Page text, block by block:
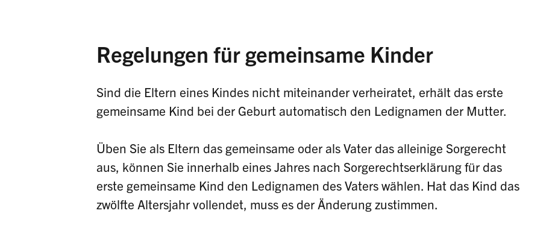
Regelungen für gemeinsame Kinder
Sind die Eltern eines Kindes nicht miteinander verheiratet, erhält das erste
gemeinsame Kind bei der Geburt automatisch den Ledignamen der Mutter.
Üben Sie als Eltern das gemeinsame oder als Vater das alleinige Sorgerecht
aus, können Sie innerhalb eines Jahres nach Sorgerechtserklärung für das
erste gemeinsame Kind den Ledignamen des Vaters wählen. Hat das Kind das
zwölfte Altersjahr vollendet, muss es der Änderung zustimmen.